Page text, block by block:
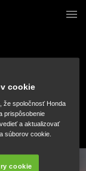
cookie
že spoločnosť Honda
prispôsobenie
a aktualizovať
súborov cookie.
cookie